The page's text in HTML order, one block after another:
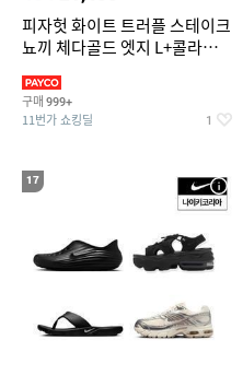
피자헛 화이트 트러플 스테이크
뇨끼 체다골드 엣지 L+콜라
구매 999+
11번가 쇼킹딜 1
17